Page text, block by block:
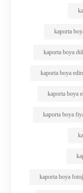
kaporta
kaporta boya
kaporta boya
kaporta boya
kaporta boya
kaporta boya